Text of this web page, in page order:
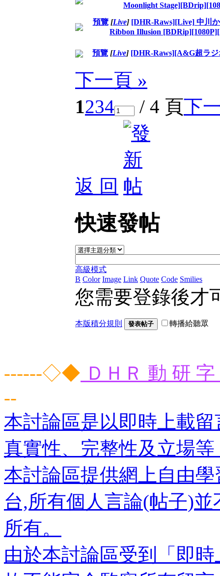
Moonlight
預覽 [Live] [DHR-Raws][Live] 中川
Ribbon Illusion
預覽 [Live] [DHR-Raws][A&G超ラ
下一頁 »
1234 / 4 頁下
返 回
快速發帖
高級模式
B Color Image Link Quote Code Smilies
您需要登錄後才
本版積分規則 發表帖子 轉播給聽眾
------◇◆ ＤＨＲ 動 研
--
本討論區是以即時上載
真實性、完整性及立場
本討論區提供網上自由
台,所有個人言論(帖子)
所有。
由於本討論區受到「即